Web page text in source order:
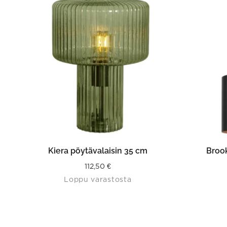
LISÄÄ OSTOSKORIIN
Kiera pöytävalaisin 35 cm
112,50 €
Loppu varastosta